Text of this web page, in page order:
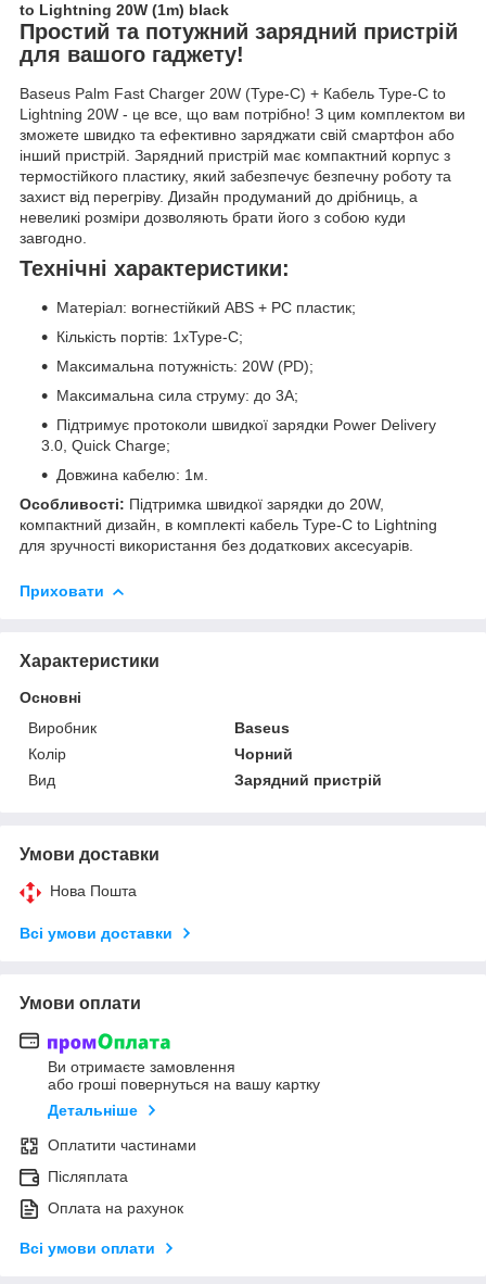
to Lightning 20W (1m) black
Простий та потужний зарядний пристрій
для вашого гаджету!
Baseus Palm Fast Charger 20W (Type-C) + Кабель Type-C to
Lightning 20W - це все, що вам потрібно! З цим комплектом ви
зможете швидко та ефективно заряджати свій смартфон або
інший пристрій. Зарядний пристрій має компактний корпус з
термостійкого пластику, який забезпечує безпечну роботу та
захист від перегріву. Дизайн продуманий до дрібниць, а
невеликі розміри дозволяють брати його з собою куди
завгодно.
Технічні характеристики:
Матеріал: вогнестійкий ABS + PC пластик;
Кількість портів: 1хType-C;
Максимальна потужність: 20W (PD);
Максимальна сила струму: до 3A;
Підтримує протоколи швидкої зарядки Power Delivery
3.0, Quick Charge;
Довжина кабелю: 1м.
Особливості: Підтримка швидкої зарядки до 20W,
компактний дизайн, в комплекті кабель Type-C to Lightning
для зручності використання без додаткових аксесуарів.
Приховати
Характеристики
Основні
Виробник
Baseus
Колір
Чорний
Вид
Зарядний пристрій
Умови доставки
Нова Пошта
Всі умови доставки
Умови оплати
Ви отримаєте замовлення
або гроші повернуться на вашу картку
Детальніше
Оплатити частинами
Післяплата
Оплата на рахунок
Всі умови оплати